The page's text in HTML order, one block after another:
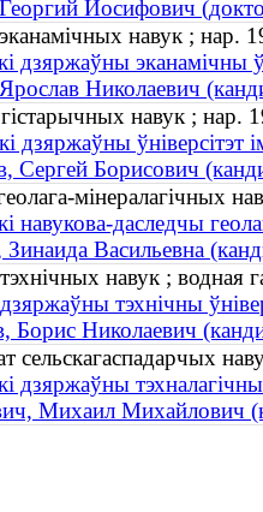
Иосифович
навук ; нар.
дзяржаўны эканамічны
Николаевич
навук ; нар.
дзяржаўны
Сергей Борисович
мінералагічных
навукова-даследчы
Васильевна
навук ; водная
тэхнічны
Борис Николаевич
дзяржаўны
Михаил Михайлович